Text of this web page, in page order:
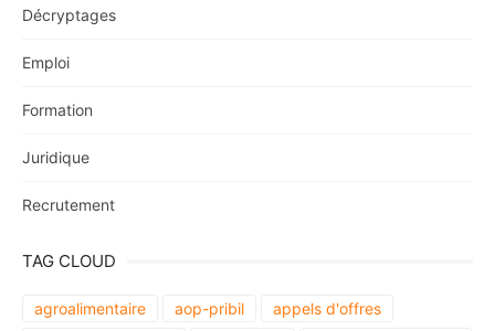
Décryptages
Emploi
Formation
Juridique
Recrutement
TAG CLOUD
agroalimentaire aop-pribil
appels d'offres